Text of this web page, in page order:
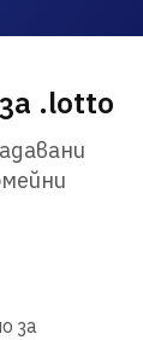
.lotto
за